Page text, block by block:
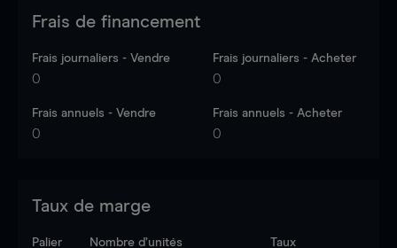
Frais de financement
Frais journaliers - Vendre
0
Frais journaliers - Acheter
0
Frais annuels - Vendre
0
Frais annuels - Acheter
0
Taux de marge
Palier Nombre d’unités Taux